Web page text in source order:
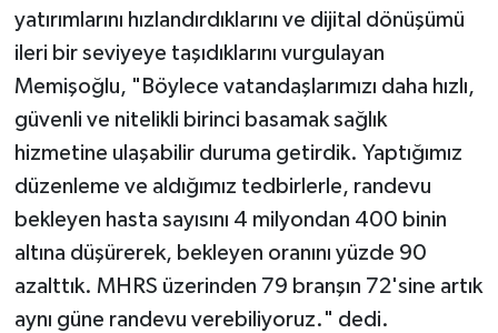
yatırımlarını hızlandırdıklarını ve dijital dönüşümü
ileri bir seviyeye taşıdıklarını vurgulayan
Memişoğlu, "Böylece vatandaşlarımızı daha hızlı,
güvenli ve nitelikli birinci basamak sağlık
hizmetine ulaşabilir duruma getirdik. Yaptığımız
düzenleme ve aldığımız tedbirlerle, randevu
bekleyen hasta sayısını 4 milyondan 400 binin
altına düşürerek, bekleyen oranını yüzde 90
azalttık. MHRS üzerinden 79 branşın 72'sine artık
aynı güne randevu verebiliyoruz." dedi.